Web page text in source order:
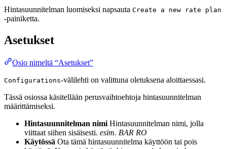
Hintasuunnitelman luomiseksi napsauta Create a new rate plan
-painiketta.
Asetukset
Osio nimeltä “Asetukset”
Configurations-välilehti on valittuna oletuksena aloittaessasi.
Tässä osiossa käsitellään perusvaihtoehtoja hintasuunnitelman
määrittämiseksi.
Hintasuunnitelman nimi Hintasuunnitelman nimi, jolla
viittaat siihen sisäisesti. esim. BAR RO
Käytössä Ota tämä hintasuunnitelma käyttöön tai pois